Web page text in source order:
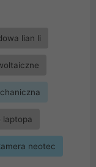
lian li
laptopa
neotec